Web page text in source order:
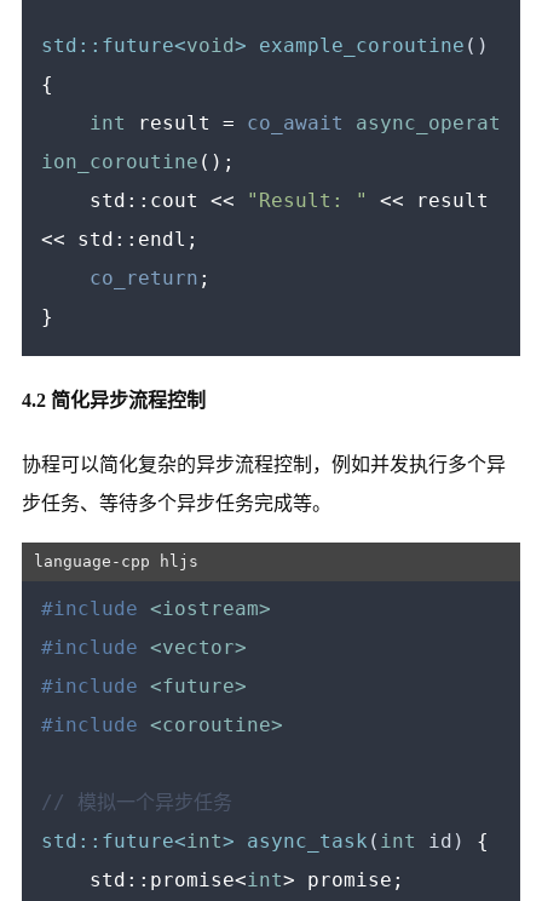
std::future<void> example_coroutine ()
{
int
result = co_await
async_operat
ion_coroutine ();
    std::cout <<
"Result: "
<< result
<< std::endl;
co_return ;
4.2 简化异步流程控制
协程可以简化复杂的异步流程控制，例如并发执行多个异
步任务、等待多个异步任务完成等。
#include <iostream>
#include <vector>
#include <future>
#include <coroutine>
// 模拟一个异步任务
std::future<int> async_task ( int id)
{
    std::promise<
int> promise;